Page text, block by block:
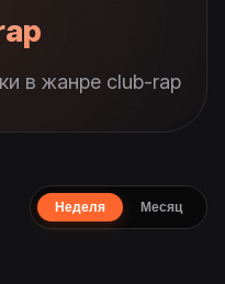
в жанре club-rap
Неделя Месяц